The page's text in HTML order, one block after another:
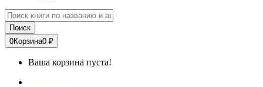
Поиск
0Корзина0 ₽
Ваша корзина пуста!